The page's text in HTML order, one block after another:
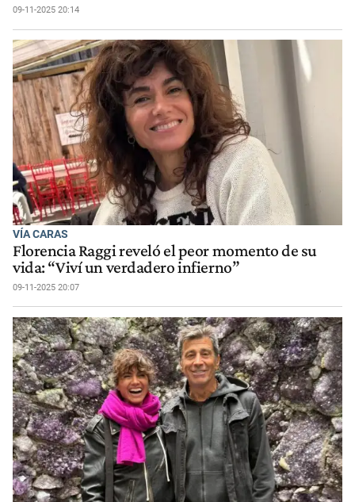
09-11-2025 20:14
VÍA CARAS
Florencia Raggi reveló el peor momento de su
vida: “Viví un verdadero infierno”
09-11-2025 20:07